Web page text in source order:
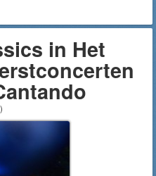
in Het
)